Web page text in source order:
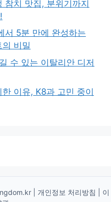
참치 맛집, 분위기까지
서 5분 만에 완성하는
비밀
수 있는 이탈리안 디저
이유, K8과 고민 중이
개인정보 처리방침
이